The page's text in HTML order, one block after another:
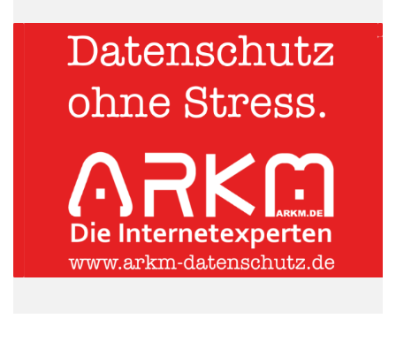
Foto: Bildarchiv ARKM
Stadt in Deutschland, wo der Ausländeranteil so hoch ist. Daher
findet man auch an jeder Ecke schöne Restaurants mit
gegessen hat, wird in Berlin fündig. Wer noch nie indische oder
vietnamesische Küche ausprobiert hat, der wird in Berlin dazu
die Gelegenheit haben.